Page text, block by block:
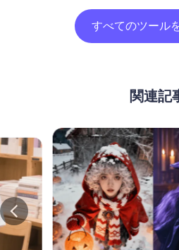
すべてのツール
関連記